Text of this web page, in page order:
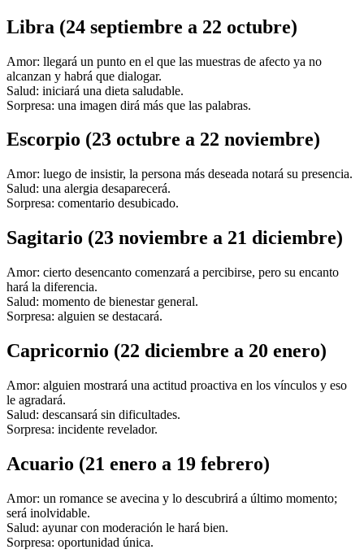
Libra (24 septiembre a 22 octubre)
Amor: llegará un punto en el que las muestras de afecto ya no
alcanzan y habrá que dialogar.
Salud: iniciará una dieta saludable.
Sorpresa: una imagen dirá más que las palabras.
Escorpio (23 octubre a 22 noviembre)
Amor: luego de insistir, la persona más deseada notará su presencia.
Salud: una alergia desaparecerá.
Sorpresa: comentario desubicado.
Sagitario (23 noviembre a 21 diciembre)
Amor: cierto desencanto comenzará a percibirse, pero su encanto
hará la diferencia.
Salud: momento de bienestar general.
Sorpresa: alguien se destacará.
Capricornio (22 diciembre a 20 enero)
Amor: alguien mostrará una actitud proactiva en los vínculos y eso
le agradará.
Salud: descansará sin dificultades.
Sorpresa: incidente revelador.
Acuario (21 enero a 19 febrero)
Amor: un romance se avecina y lo descubrirá a último momento;
será inolvidable.
Salud: ayunar con moderación le hará bien.
Sorpresa: oportunidad única.